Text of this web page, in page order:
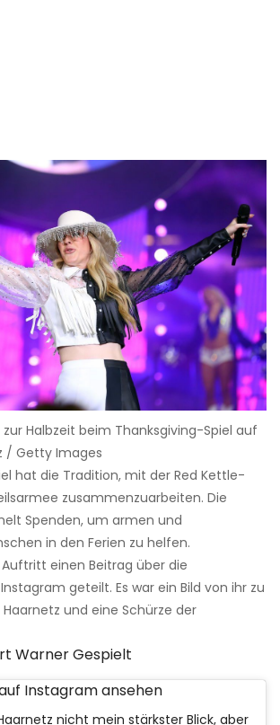
Halbzeit beim Thanksgiving-Spiel auf
/ Getty Images
hat die Tradition, mit der Red Kettle-
zusammenzuarbeiten. Die
Spenden, um armen und
in den Ferien zu helfen.
einen Beitrag über die
geteilt. Es war ein Bild von ihr zu
und eine Schürze der
Warner Gespielt
Instagram ansehen
nicht mein stärkster Blick, aber